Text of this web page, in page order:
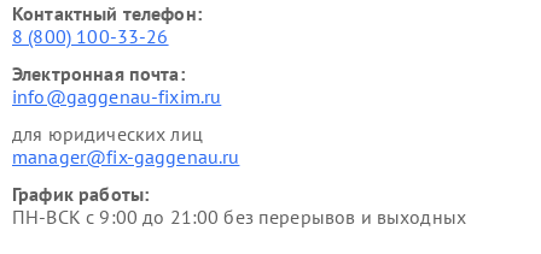
Контактный телефон:
8 (800) 100-33-26
Электронная почта:
info@gaggenau-fixim.ru
для юридических лиц
manager@fix-gaggenau.ru
График работы:
ПН-ВСК с 9:00 до 21:00 без перерывов и выходных